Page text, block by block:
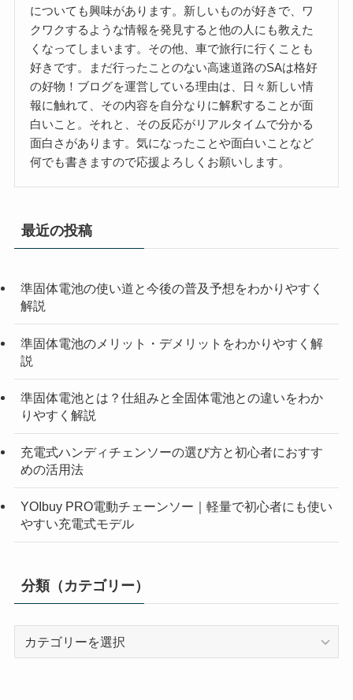
についても興味があります。新しいものが好きで、ワ
クワクするような情報を発見すると他の人にも教えた
くなってしまいます。その他、車で旅行に行くことも
好きです。まだ行ったことのない高速道路のSAは格好
の好物！ブログを運営している理由は、日々新しい情
報に触れて、その内容を自分なりに解釈することが面
白いこと。それと、その反応がリアルタイムで分かる
面白さがあります。気になったことや面白いことなど
何でも書きますので応援よろしくお願いします。
最近の投稿
準固体電池の使い道と今後の普及予想をわかりやすく
解説
準固体電池のメリット・デメリットをわかりやすく解
説
準固体電池とは？仕組みと全固体電池との違いをわか
りやすく解説
充電式ハンディチェンソーの選び方と初心者におすす
めの活用法
YOIbuy PRO電動チェーンソー｜軽量で初心者にも使い
やすい充電式モデル
分類（カテゴリー）